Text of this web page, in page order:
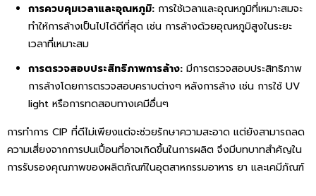
การควบคุมเวลาและอุณหภูมิ: การใช้เวลาและอุณหภูมิที่เหมาะสมจะ
ทำให้การล้างเป็นไปได้ดีที่สุด เช่น การล้างด้วยอุณหภูมิสูงในระยะ
เวลาที่เหมาะสม
การตรวจสอบประสิทธิภาพการล้าง: มีการตรวจสอบประสิทธิภาพ
การล้างโดยการตรวจสอบคราบต่างๆ หลังการล้าง เช่น การใช้ UV
light หรือการทดสอบทางเคมีอื่นๆ
การทำการ CIP ที่ดีไม่เพียงแต่จะช่วยรักษาความสะอาด แต่ยังสามารถลด
ความเสี่ยงจากการปนเปื้อนที่อาจเกิดขึ้นในการผลิต จึงมีบทบาทสำคัญใน
การรับรองคุณภาพของผลิตภัณฑ์ในอุตสาหกรรมอาหาร ยา และเคมีภัณฑ์